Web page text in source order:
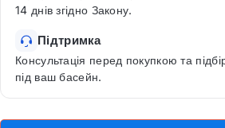
14 днів згідно Закону.
Підтримка
Консультація перед покупкою та
під ваш басейн.